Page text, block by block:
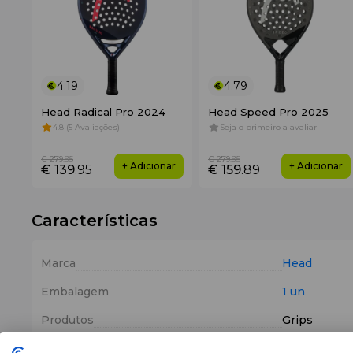
4.19
Head Radical Pro 2024
4.8 (5 Avaliações)
€ 139.95
€ 279.95
+ Adicionar
4.79
Head Speed Pro 2025
Seja o primeiro a avaliar
€ 159.89
€ 279.95
+ Adicionar
Características
Marca Head
Embalagem
1 un
Produtos
Grips